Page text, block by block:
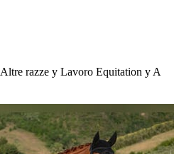
Altre razze y Lavoro Equitation y A